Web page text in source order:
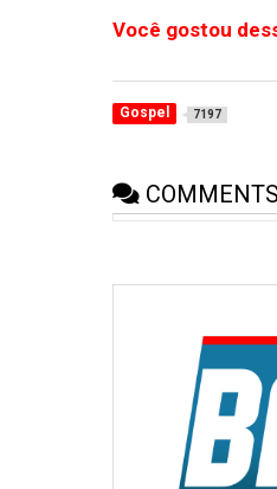
Você gostou
Gospel 7197
COMMENTS